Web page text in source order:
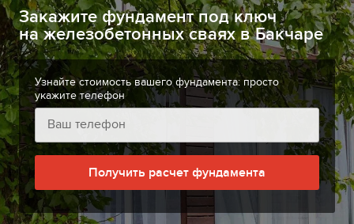
Закажите фундамент под ключ
на железобетонных сваях в Бакчаре
Узнайте стоимость вашего фундамента: просто
укажите телефон
Получить расчет фундамента